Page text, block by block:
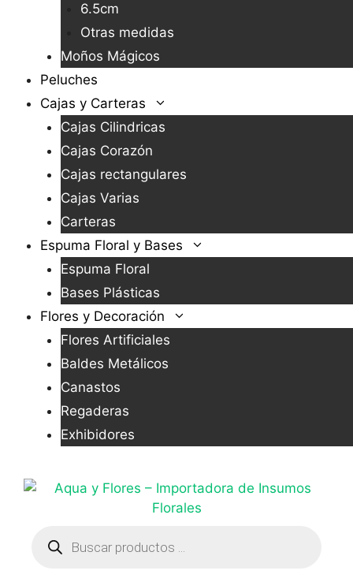
6.5cm
Otras medidas
Moños Mágicos
Peluches
Cajas y Carteras
Cajas Cilindricas
Cajas Corazón
Cajas rectangulares
Cajas Varias
Carteras
Espuma Floral y Bases
Espuma Floral
Bases Plásticas
Flores y Decoración
Flores Artificiales
Baldes Metálicos
Canastos
Regaderas
Exhibidores
productos